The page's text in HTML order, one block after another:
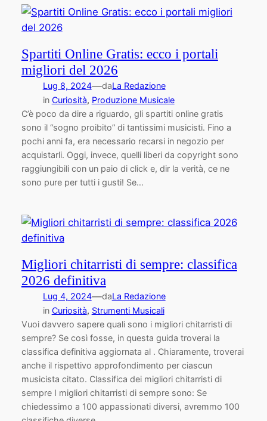
Spartiti Online Gratis: ecco i portali
migliori del 2026
Lug 8, 2024—daLa Redazione
in Curiosità, Produzione Musicale
C’è poco da dire a riguardo, gli spartiti online gratis
sono il “sogno proibito” di tantissimi musicisti. Fino a
pochi anni fa, era necessario recarsi in negozio per
acquistarli. Oggi, invece, quelli liberi da copyright sono
raggiungibili con un paio di click e, dir la verità, ce ne
sono pure per tutti i gusti! Se…
Migliori chitarristi di sempre: classifica
2026 definitiva
Lug 4, 2024—daLa Redazione
in Curiosità, Strumenti Musicali
Vuoi davvero sapere quali sono i migliori chitarristi di
sempre? Se così fosse, in questa guida troverai la
classifica definitiva aggiornata al . Chiaramente, troverai
anche il rispettivo approfondimento per ciascun
musicista citato. Classifica dei migliori chitarristi di
sempre I migliori chitarristi di sempre sono: Se
chiedessimo a 100 appassionati diversi, avremmo 100